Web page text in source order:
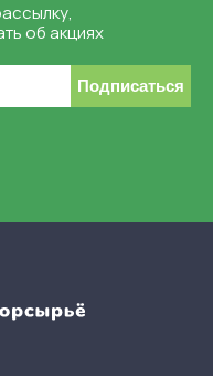
об акциях
Подписаться